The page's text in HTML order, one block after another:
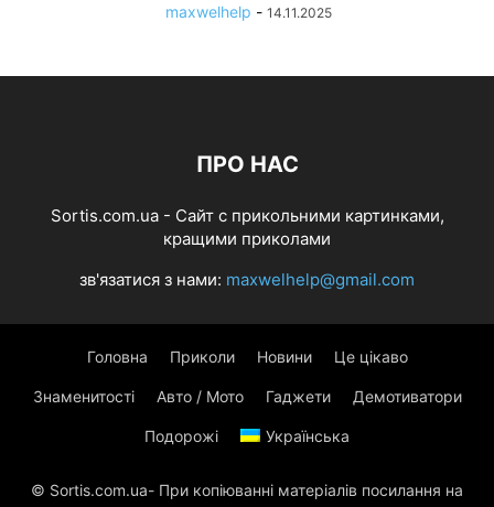
maxwelhelp - 14.11.2025
ПРО НАС
Sortis.com.ua - Cайт с прикольними картинками,
кращими приколами
зв'язатися з нами: maxwelhelp@gmail.com
Головна Приколи Новини Це цікаво
Знаменитості Авто / Мото Гаджети Демотиватори
Подорожі Українська
© Sortis.com.ua- При копіюванні матеріалів посилання на